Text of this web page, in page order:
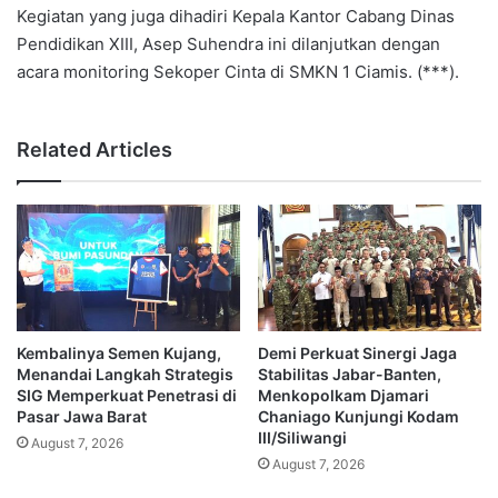
Kegiatan yang juga dihadiri Kepala Kantor Cabang Dinas
Pendidikan XIII, Asep Suhendra ini dilanjutkan dengan
acara monitoring Sekoper Cinta di SMKN 1 Ciamis. (***).
Related Articles
Kembalinya Semen Kujang,
Menandai Langkah Strategis
SIG Memperkuat Penetrasi di
Pasar Jawa Barat
August 7, 2026
Demi Perkuat Sinergi Jaga
Stabilitas Jabar-Banten,
Menkopolkam Djamari
Chaniago Kunjungi Kodam
III/Siliwangi
August 7, 2026